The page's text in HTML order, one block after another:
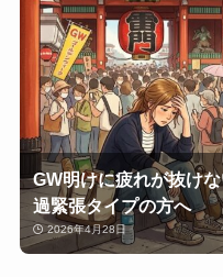
GW明けに疲れが抜け
過緊張タイプの方へ
2026年4月28日